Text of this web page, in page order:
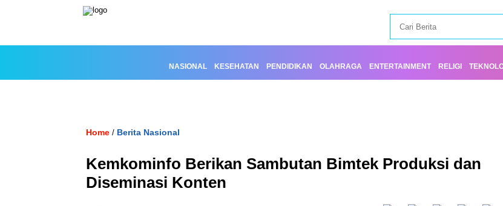
NASIONAL KESEHATAN PENDIDIKAN OLAHRAGA ENTERTAINMENT RELIGI
Home / Berita Nasional
Kemkominfo Berikan Sambutan Bimtek Produksi dan
Diseminasi Konten